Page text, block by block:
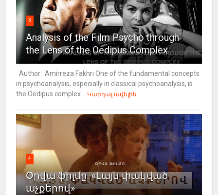
3
Analysis of the Film Psycho through
the Lens of the Oedipus Complex
Author: Amirreza Fakhri One of the fundamental concepts
in psychoanalysis, especially in classical psychoanalysis, is
the Oedipus complex... Կարդալ ավելին
4
Օրվա ֆիլմը. «Լայն փակված
աչքերով»